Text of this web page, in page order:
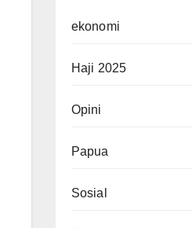
ekonomi
Haji 2025
Opini
Papua
Sosial